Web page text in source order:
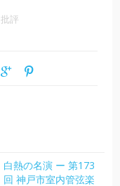
批評
白熱の名演 ー 第173
回 神戸市室内管弦楽